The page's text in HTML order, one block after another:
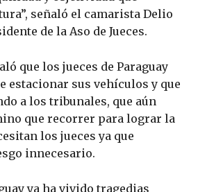
señaló el camarista Delio
de la Aso de Jueces.
que los jueces de Paraguay
estacionar sus vehículos y que
a los tribunales, que aún
que recorrer para lograr la
los jueces ya que
innecesario.
ya ha vivido tragedias